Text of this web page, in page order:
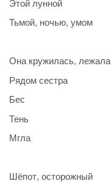
Этой лунной
Тьмой, ночью, умом
Она кружилась, лежала
Рядом сестра
Бес
Тень
Мгла
Шёпот, осторожный